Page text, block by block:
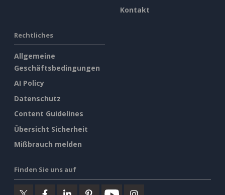
Kontakt
Rechtliches
Allgemeine
Geschäftsbedingungen
AI Policy
Datenschutz
Content Guidelines
Übersicht Sicherheit
Mißbrauch melden
Finden Sie uns auf